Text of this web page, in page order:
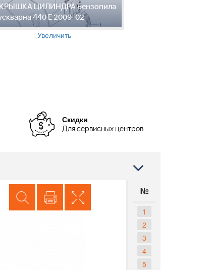
ЦИЛИНДРА Бензопила
440 E 2009-02
Увеличить
Скидки
Для сервисных центров
№
1
2
3
4
5